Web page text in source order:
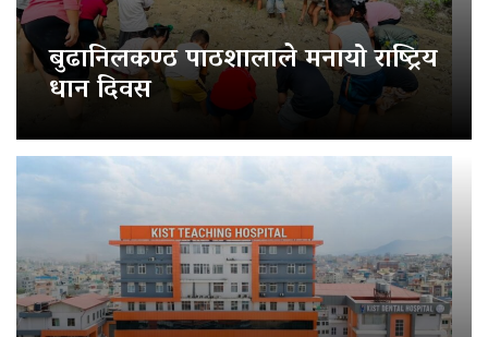
बुढानिलकण्ठ पाठशालाले मनायो राष्ट्रिय
धान दिवस